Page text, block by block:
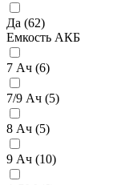
Да (62)
Емкость АКБ
7 Ач (6)
7/9 Ач (5)
8 Ач (5)
9 Ач (10)